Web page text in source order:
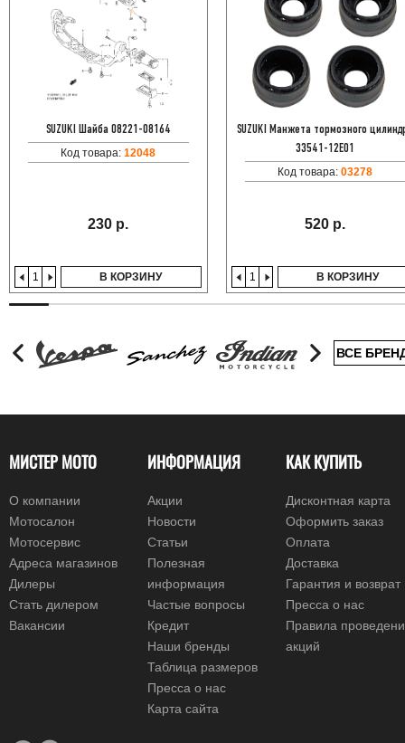
SUZUKI Шайба 08221-08164
Код товара:12048
230 р.
В КОРЗИНУ
SUZUKI Манжета тормозного
33541-12E01
Код товара: 03278
520 р.
В КОРЗИНУ
ВСЕ
МИСТЕР МОТО
О компании
Мотосалон
Мотосервис
Адреса магазинов
Дилеры
Стать дилером
Вакансии
ИНФОРМАЦИЯ
Акции
Новости
Статьи
Полезная
информация
Частые вопросы
Кредит
Наши бренды
Таблица размеров
Пресса о нас
Карта сайта
КАК КУПИТЬ
Дисконтная карта
Оформить заказ
Оплата
Доставка
Гарантия и возврат
Пресса о нас
Правила
акций